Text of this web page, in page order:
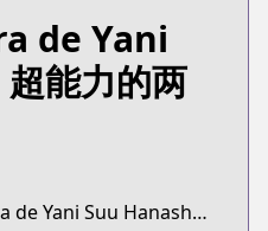
titles/1026/
de Yani
超能力的两
synonyms:Super no Ura de Yani Suu Hanashi,A Story About Smoking at the Back of the Supermarket,YaniSuu